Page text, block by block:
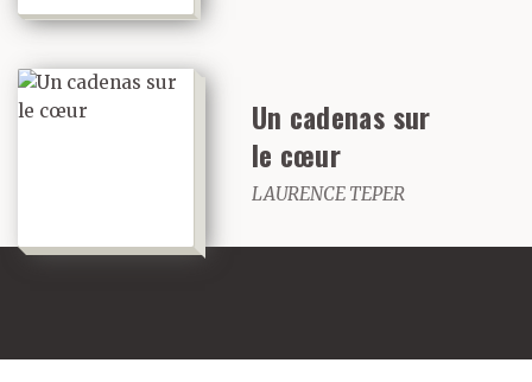
Un cadenas sur
le cœur
LAURENCE TEPER